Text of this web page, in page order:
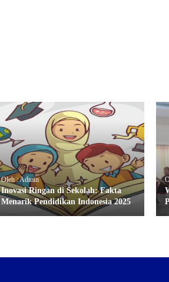
Oleh : Admin
Inovasi Ringan di Sekolah: Fakta
Menarik Pendidikan Indonesia 2025